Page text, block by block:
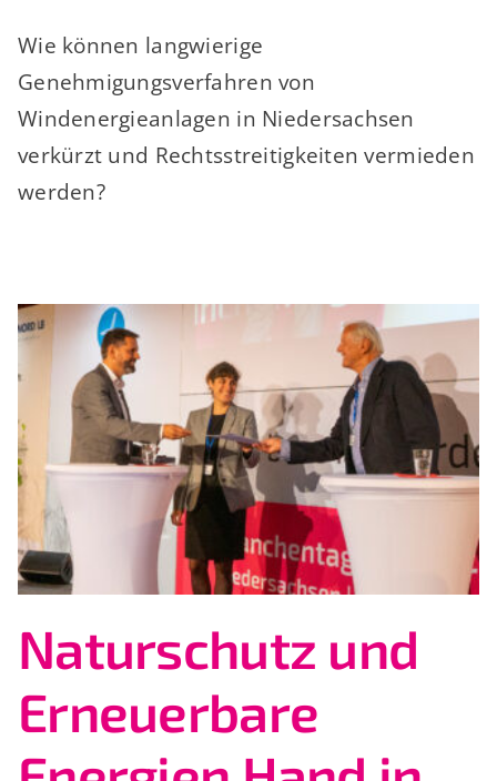
Wie können langwierige
Genehmigungsverfahren von
Windenergieanlagen in Niedersachsen
verkürzt und Rechtsstreitigkeiten vermieden
werden?
Naturschutz und
Erneuerbare